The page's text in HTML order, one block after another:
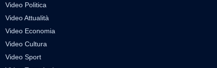
Video Politica
Video Attualità
Video Economia
Video Cultura
Video Sport